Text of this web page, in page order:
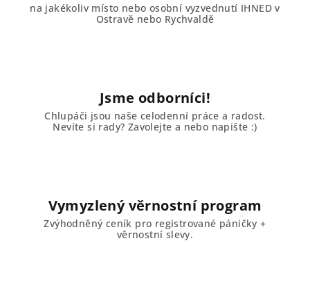
na jakékoliv místo nebo osobní vyzvednutí IHNED v
Ostravě nebo Rychvaldě
Jsme odborníci!
Chlupáči jsou naše celodenní práce a radost.
Nevíte si rady? Zavolejte a nebo napište :)
Vymyzlený věrnostní program
Zvýhodněný ceník pro registrované páničky +
věrnostní slevy.